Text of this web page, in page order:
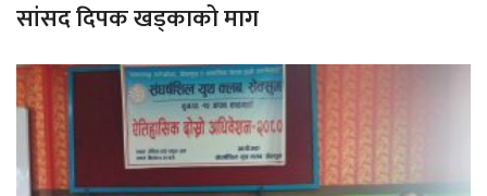
सांसद दिपक खड्काको माग